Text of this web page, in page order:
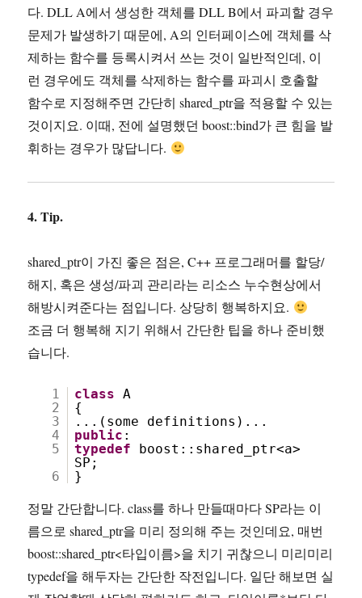
다. DLL A에서 생성한 객체를 DLL B에서 파괴할 경우
문제가 발생하기 때문에, A의 인터페이스에 객체를 삭
제하는 함수를 등록시켜서 쓰는 것이 일반적인데, 이
런 경우에도 객체를 삭제하는 함수를 파괴시 호출할
함수로 지정해주면 간단히 shared_ptr을 적용할 수 있는
것이지요. 이때, 전에 설명했던 boost::bind가 큰 힘을 발
휘하는 경우가 많답니다.
4. Tip.
shared_ptr이 가진 좋은 점은, C++ 프로그래머를 할당/
해지, 혹은 생성/파괴 관리라는 리소스 누수현상에서
해방시켜준다는 점입니다. 상당히 행복하지요.
조금 더 행복해 지기 위해서 간단한 팁을 하나 준비했
습니다.
1 class
A
2
{
3
...(some definitions)...
4
public :
5
typedef
boost::shared_ptr<a>
SP;
6
}
정말 간단합니다. class를 하나 만들때마다 SP라는 이
름으로 shared_ptr을 미리 정의해 주는 것인데요, 매번
boost::shared_ptr<타입이름>을 치기 귀찮으니 미리미리
typedef을 해두자는 간단한 작전입니다. 일단 해보면 실